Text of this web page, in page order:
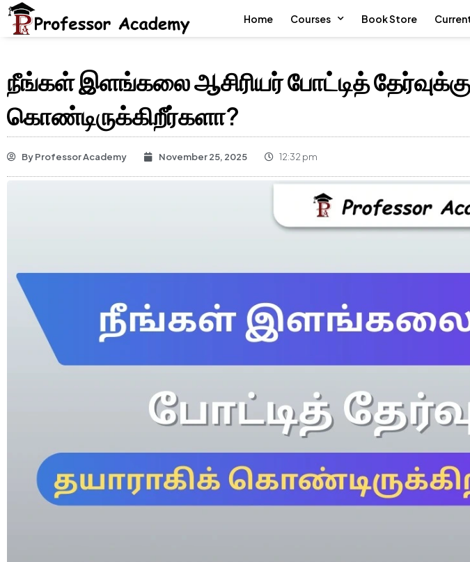
Home Courses Book Store
நீங்கள் இளங்கலை ஆசிரியர் போட்டித்
கொண்டிருக்கிறீர்களா?
ByProfessor Academy November 25, 2025 12:32 pm